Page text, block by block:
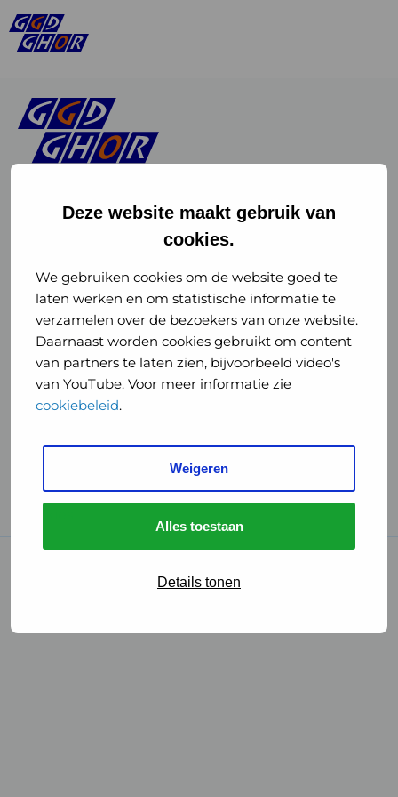
Deze website maakt gebruik van
cookies.
We gebruiken cookies om de website goed te
laten werken en om statistische informatie te
verzamelen over de bezoekers van onze website.
Daarnaast worden cookies gebruikt om content
van partners te laten zien, bijvoorbeeld video's
van YouTube. Voor meer informatie zie
cookiebeleid.
Weigeren
Alles toestaan
Details tonen
of
GGD
GHOR
Nederland
Instagram
of
GGD
GHOR
Nederland
GGD Reizen op social media
GGD Reizen
GGD Reisvaccinaties